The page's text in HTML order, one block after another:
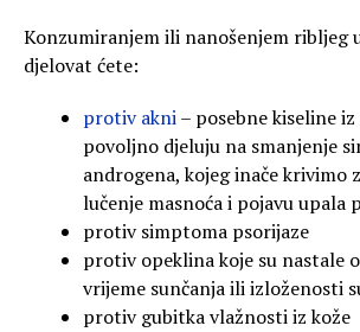
Konzumiranjem ili nanošenjem ribljeg
djelovat ćete:
protiv akni– posebne kiseline
povoljno djeluju na smanjenje
androgena, kojeg inače krivimo
lučenje masnoća i pojavu upala
protiv simptoma psorijaze
protiv opeklina koje su nastale
vrijeme sunčanja ili izloženosti
protiv gubitka vlažnosti iz kože